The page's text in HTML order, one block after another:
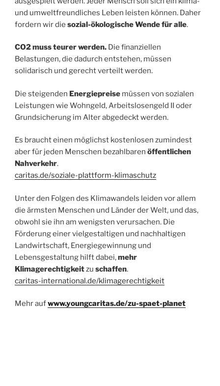
und umweltfreundliches Leben leisten können. Daher
fordern wir die sozial-ökologische Wende für alle.
CO2 muss teurer werden. Die finanziellen
Belastungen, die dadurch entstehen, müssen
solidarisch und gerecht verteilt werden.
Die steigenden Energiepreise müssen von sozialen
Leistungen wie Wohngeld, Arbeitslosengeld II oder
Grundsicherung im Alter abgedeckt werden.
Es braucht einen möglichst kostenlosen zumindest
aber für jeden Menschen bezahlbaren öffentlichen
Nahverkehr.
caritas.de/soziale-plattform-klimaschutz
Unter den Folgen des Klimawandels leiden vor allem
die ärmsten Menschen und Länder der Welt, und das,
obwohl sie ihn am wenigsten verursachen. Die
Förderung einer vielgestaltigen und nachhaltigen
Landwirtschaft, Energiegewinnung und
Lebensgestaltung hilft dabei,mehr
Klimagerechtigkeitzu schaffen.
caritas-international.de/klimagerechtigkeit
Mehr aufwww.youngcaritas.de/zu-spaet-planet